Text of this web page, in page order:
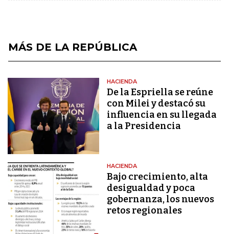
MÁS DE LA REPÚBLICA
HACIENDA
De la Espriella se reúne
con Milei y destacó su
influencia en su llegada
a la Presidencia
HACIENDA
Bajo crecimiento, alta
desigualdad y poca
gobernanza, los nuevos
retos regionales